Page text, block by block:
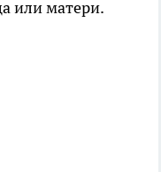
или матери.